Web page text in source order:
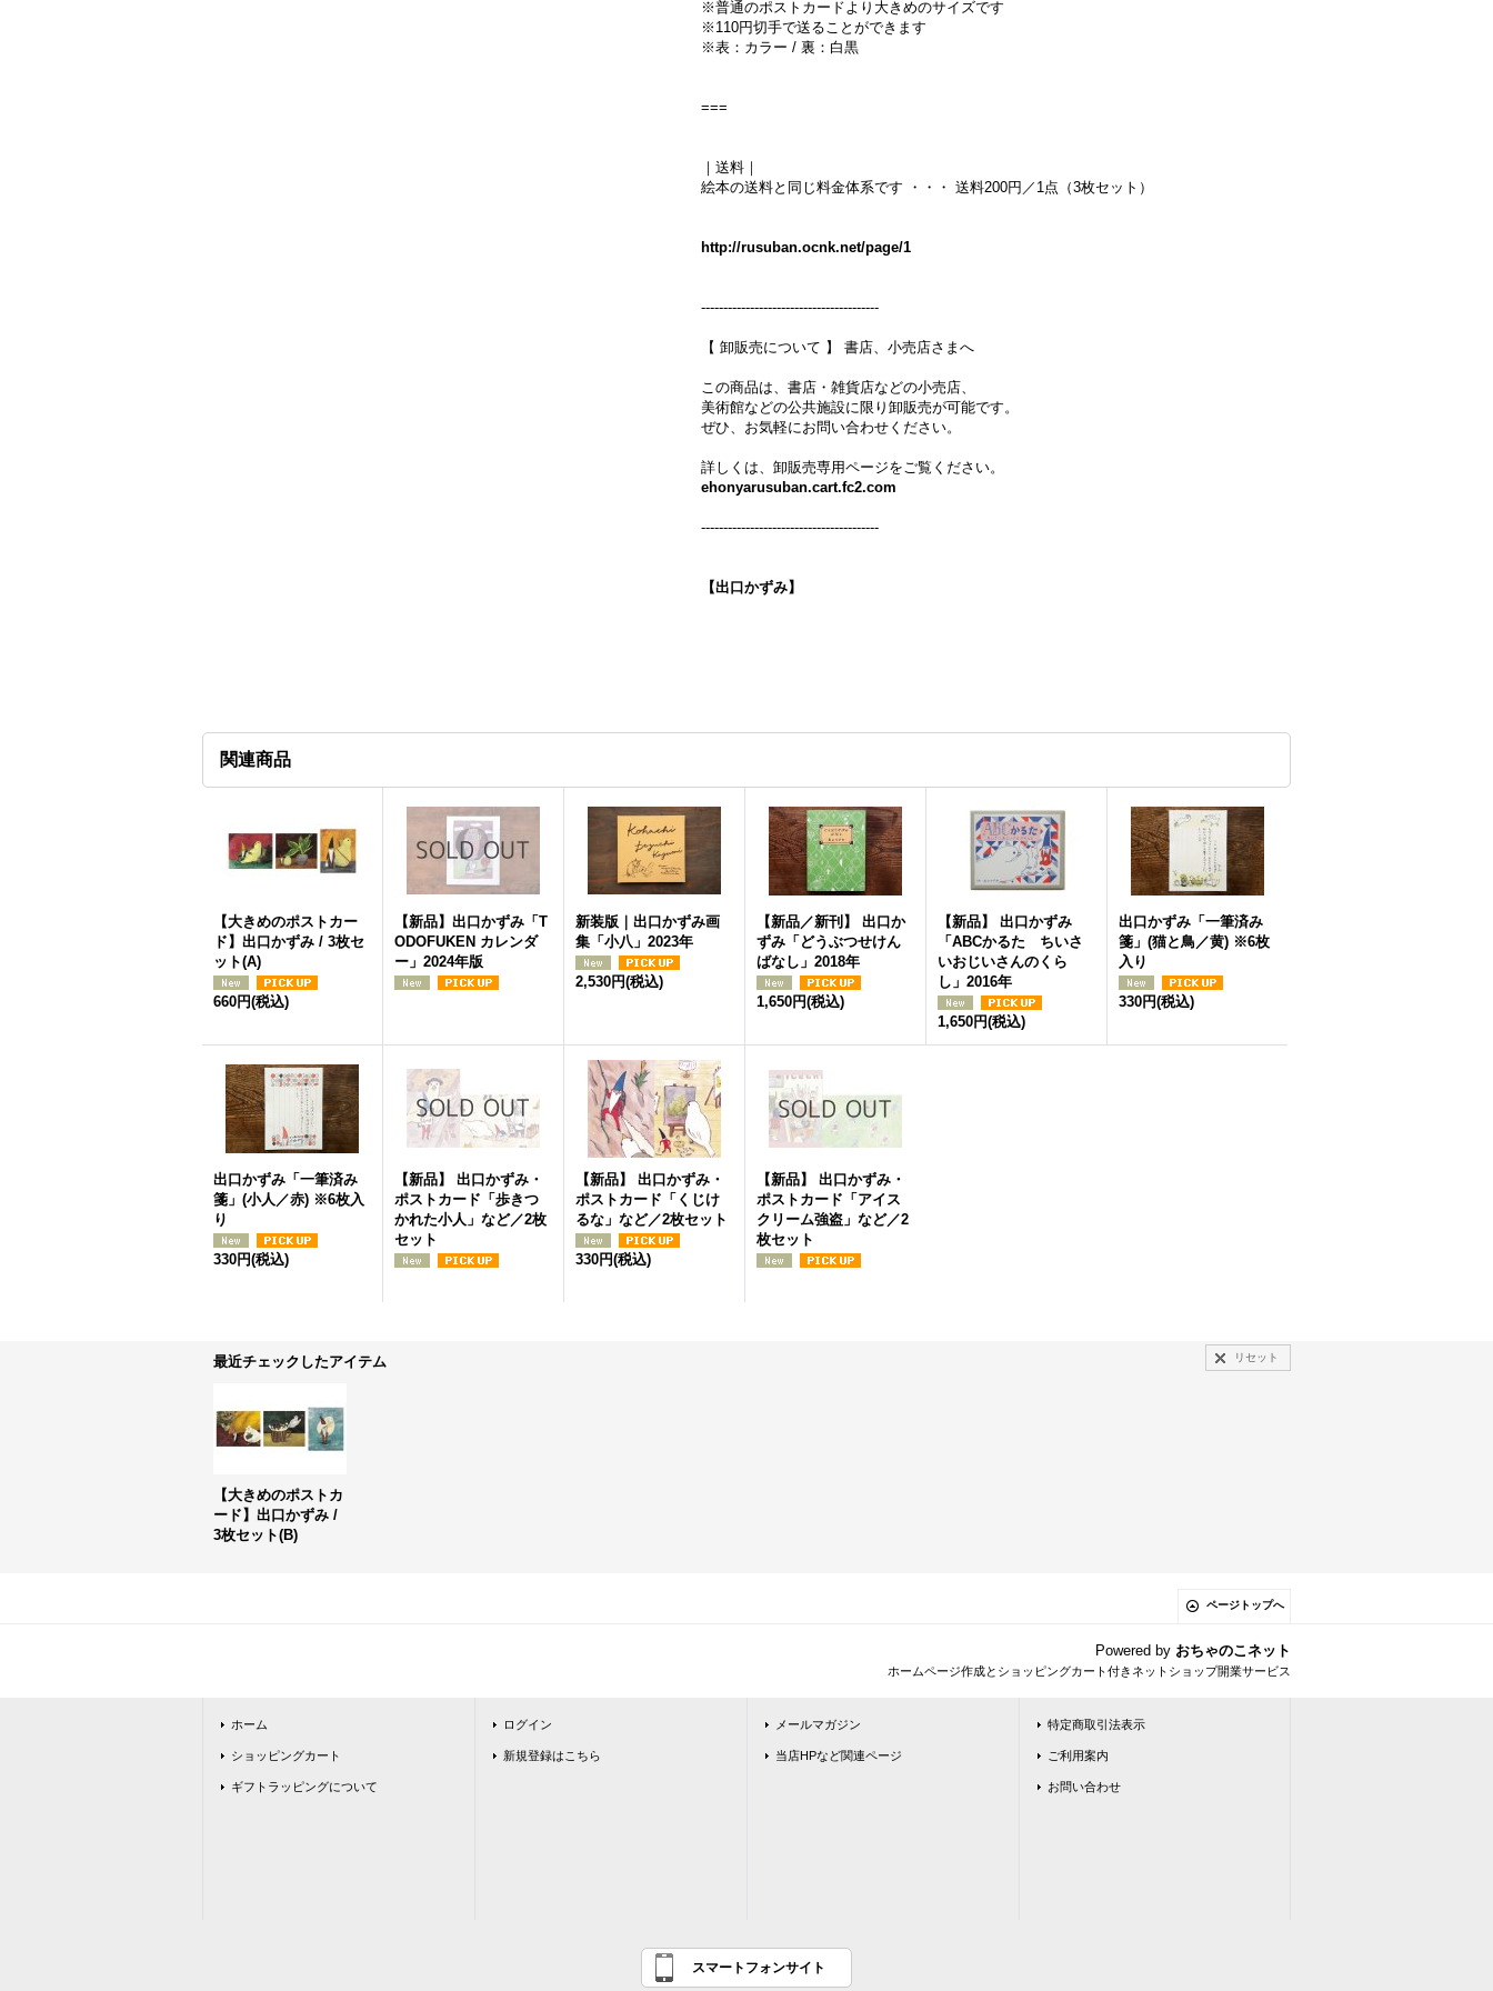
※普通のポストカードより大きめのサイズです
※110円切手で送ることができます
※表：カラー / 裏：白黒
===
｜送料｜
絵本の送料と同じ料金体系です ・・・ 送料200円／1点（3枚セット）
http://rusuban.ocnk.net/page/1
----------------------------------------
【 卸販売について 】 書店、小売店さまへ
この商品は、書店・雑貨店などの小売店、
美術館などの公共施設に限り卸販売が可能です。
ぜひ、お気軽にお問い合わせください。
詳しくは、卸販売専用ページをご覧ください。
ehonyarusuban.cart.fc2.com
----------------------------------------
【出口かずみ】
関連商品
【大きめのポストカー
ド】出口かずみ / 3枚セ
ット(A)
660円(税込)
【新品】出口かずみ「T
ODOFUKEN カレンダ
ー」2024年版
新装版｜出口かずみ画
集「小八」2023年
2,530円(税込)
【新品／新刊】 出口か
ずみ「どうぶつせけん
ばなし」2018年
1,650円(税込)
【新品】 出口かずみ
「ABCかるた ちいさ
いおじいさんのくら
し」2016年
1,650円(税込)
出口かずみ「一筆済み
箋」(猫と鳥／黄) ※6枚
入り
330円(税込)
出口かずみ「一筆済み
箋」(小人／赤) ※6枚入
り
330円(税込)
【新品】 出口かずみ・
ポストカード「歩きつ
かれた小人」など／2枚
セット
【新品】 出口かずみ・
ポストカード「くじけ
るな」など／2枚セット
330円(税込)
【新品】 出口かずみ・
ポストカード「アイス
クリーム強盗」など／2
枚セット
最近チェックしたアイテム リセット
【大きめのポストカ
ード】出口かずみ /
3枚セット(B)
ページトップへ
Powered by おちゃのこネット
ホームページ作成とショッピングカート付きネットショップ開業サービス
ホーム
ショッピングカート
ギフトラッピングについて
ログイン
新規登録はこちら
メールマガジン
当店HPなど関連ページ
特定商取引法表示
ご利用案内
お問い合わせ
スマートフォンサイト